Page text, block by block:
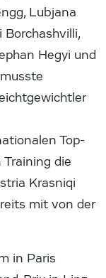
Lubjana
Borchashvilli,
Hegyi und
Top-
die
Krasniqi
mit von der
in Paris